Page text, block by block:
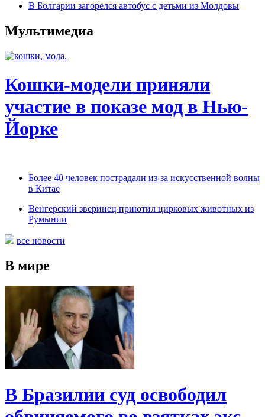
В Болгарии загорелся автобус с детьми из Молдовы
Мультимедиа
Кошки-модели приняли
участие в показе мод в Нью-
Йорке
Более 40 человек пострадали из-за искусственной волны
в Китае
Венгерский зверинец приютил цирковых животных из
Румынии
все новости
В мире
В Бразилии суд освободил